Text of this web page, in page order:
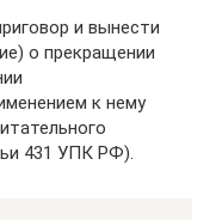
и вынести
о прекращении
к нему
431 УПК РФ).